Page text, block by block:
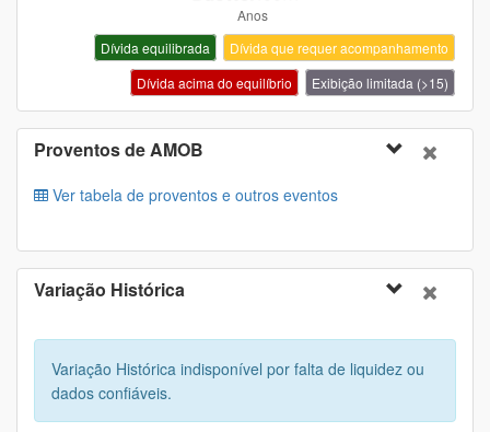
Dívida equilibrada
Dívida que requer acompanhamento
Dívida acima do equilíbrio
Exibição limitada (>15)
Proventos de AMOB
Ver tabela de proventos e outros eventos
Variação Histórica
Variação Histórica indisponível por falta de liquidez ou
dados confiáveis.